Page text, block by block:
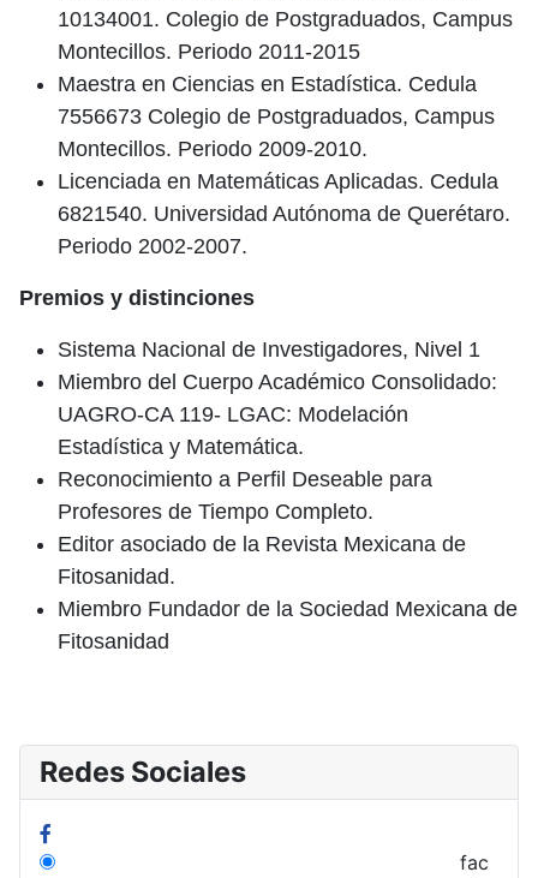
10134001. Colegio de Postgraduados, Campus
Montecillos. Periodo 2011-2015
Maestra en Ciencias en Estadística. Cedula
7556673 Colegio de Postgraduados, Campus
Montecillos. Periodo 2009-2010.
Licenciada en Matemáticas Aplicadas. Cedula
6821540. Universidad Autónoma de Querétaro.
Periodo 2002-2007.
Premios y distinciones
Sistema Nacional de Investigadores, Nivel 1
Miembro del Cuerpo Académico Consolidado:
UAGRO-CA 119- LGAC: Modelación
Estadística y Matemática.
Reconocimiento a Perfil Deseable para
Profesores de Tiempo Completo.
Editor asociado de la Revista Mexicana de
Fitosanidad.
Miembro Fundador de la Sociedad Mexicana de
Fitosanidad
Redes Sociales
fac